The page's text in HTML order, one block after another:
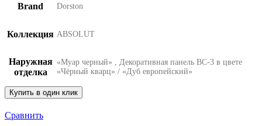
Brand Dorston
Коллекция ABSOLUT
Наружная
отделка
«Муар черный»
Декоративная панель ВС-3 в цвете
«Чёрный кварц» / «Дуб европейский»
Купить в один клик
Сравнить